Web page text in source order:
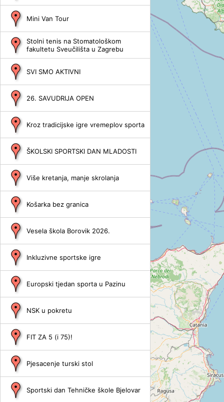
Mini Van Tour
Stolni tenis na Stomatološkom
fakultetu Sveučilišta u Zagrebu
SVI SMO AKTIVNI
26. SAVUDRIJA OPEN
Kroz tradicijske igre vremeplov sporta
ŠKOLSKI SPORTSKI DAN MLADOSTI
Više kretanja, manje skrolanja
Košarka bez granica
Vesela škola Borovik 2026.
Inkluzivne sportske igre
Europski tjedan sporta u Pazinu
NSK u pokretu
FIT ZA 5 (i 75)!
Pjesacenje turski stol
Sportski dan Tehničke škole Bjelovar